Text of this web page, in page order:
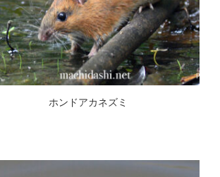
ホンドアカネズミ